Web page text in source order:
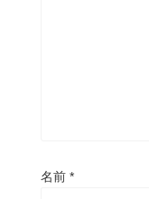
名前 *